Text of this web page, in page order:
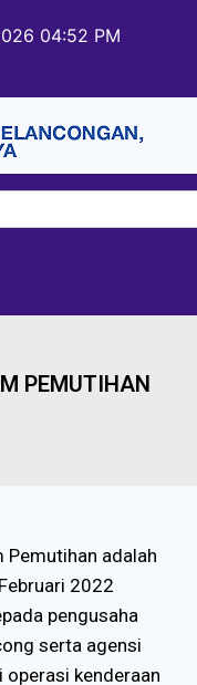
04:52 PM
PEMUTIHAN
Pemutihan adalah
2022
pengusaha
serta agensi
operasi kenderaan